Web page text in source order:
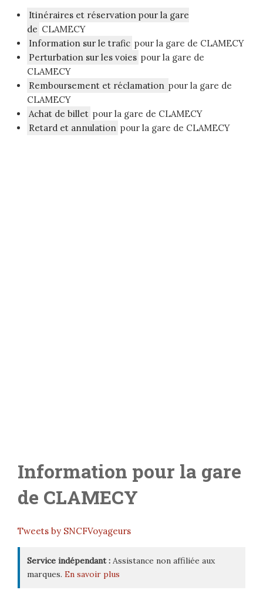
Itinéraires et réservation pour la gare
de CLAMECY
Information sur le trafic pour la gare de CLAMECY
Perturbation sur les voies pour la gare de
CLAMECY
Remboursement et réclamation pour la gare de
CLAMECY
Achat de billet pour la gare de CLAMECY
Retard et annulation pour la gare de CLAMECY
Information pour la gare
de CLAMECY
Tweets by SNCFVoyageurs
Service indépendant : Assistance non affiliée aux
marques. En savoir plus